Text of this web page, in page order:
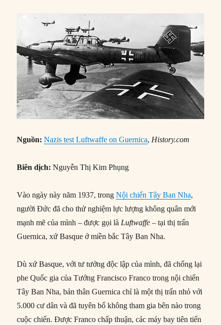
Nguồn: Nazis test Luftwaffe on Guernica, History.com
Biên dịch: Nguyễn Thị Kim Phụng
Vào ngày này năm 1937, trongNội chiến Tây Ban Nha,
người Đức đã cho thử nghiệm lực lượng không quân mới
mạnh mẽ của mình – được gọi là Luftwaffe – tại thị trấn
Guernica, xứ Basque ở miền bắc Tây Ban Nha.
Dù xứ Basque, với tư tưởng độc lập của mình, đã chống lại
phe Quốc gia của Tướng Francisco Franco trong nội chiến
Tây Ban Nha, bản thân Guernica chỉ là một thị trấn nhỏ với
5.000 cư dân và đã tuyên bố không tham gia bên nào trong
cuộc chiến. Được Franco chấp thuận, các máy bay tiên tiến